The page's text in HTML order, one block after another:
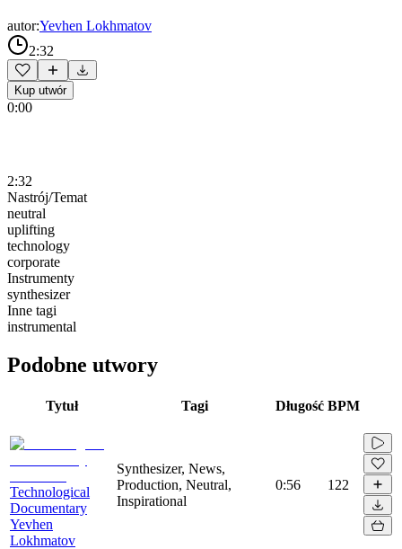
autor:Yevhen Lokhmatov
2:32
Kup utwór
0:00
2:32
Nastrój/Temat
neutral
uplifting
technology
corporate
Instrumenty
synthesizer
Inne tagi
instrumental
Podobne utwory
Tytuł Tagi Długość BPM
Technological
Documentary
Yevhen
Lokhmatov
Synthesizer, News,
Production, Neutral,
Inspirational
0:56 122